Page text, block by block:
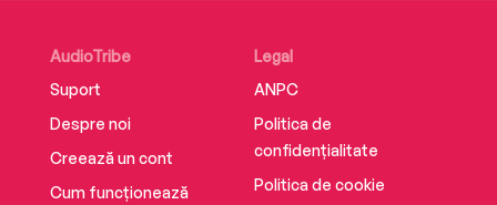
AudioTribe
Suport
Despre noi
Creează un cont
Cum funcționează
Legal
ANPC
Politica de
confidențialitate
Politica de cookie